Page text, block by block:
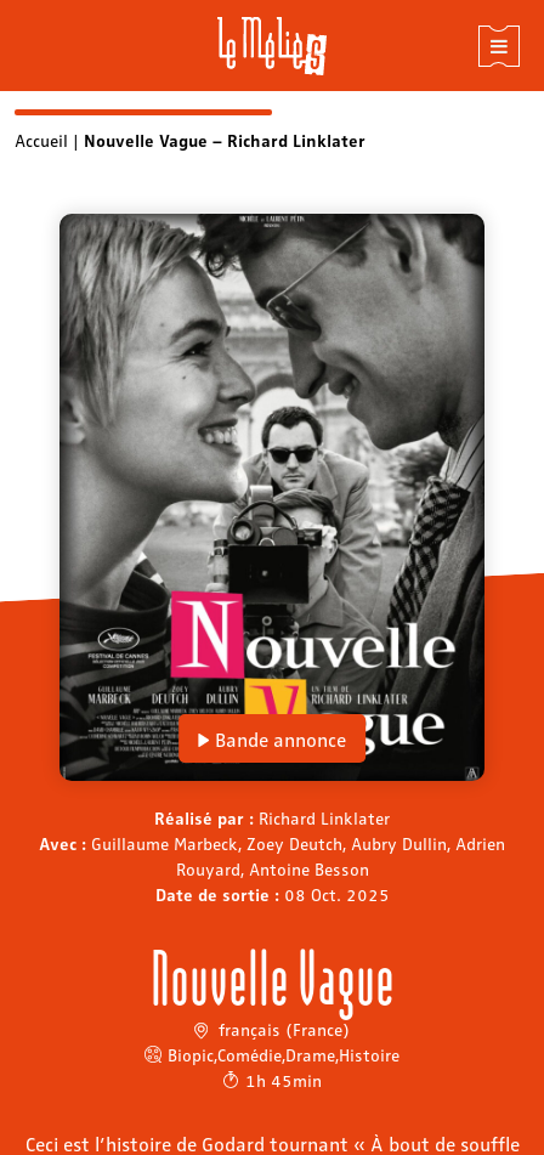
SkipAccueil | Nouvelle Vague – Richard Linklater
Bande annonce
Réalisé par : Richard Linklater
Avec : Guillaume Marbeck, Zoey Deutch, Aubry Dullin, Adrien
Rouyard, Antoine Besson
Date de sortie : 08 Oct. 2025
Nouvelle Vague
français (France)
Biopic,Comédie,Drame,Histoire
1h 45min
Ceci est l’histoire de Godard tournant « À bout de souffle